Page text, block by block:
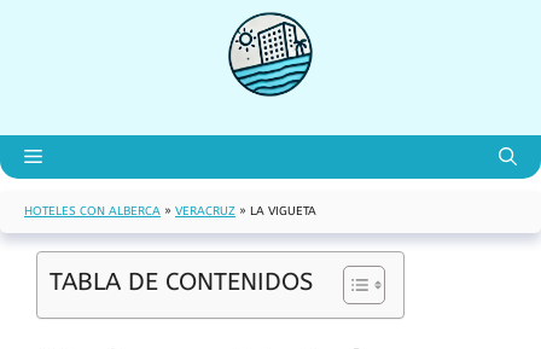
Menú
HOTELES CON ALBERCA » VERACRUZ » LA VIGUETA
TABLA DE CONTENIDOS